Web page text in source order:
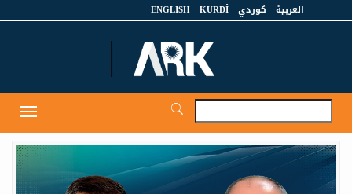
العربية كوردي KURDÎ
ENGLISH